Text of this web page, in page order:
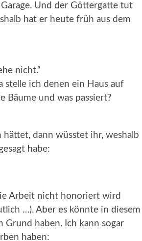
Und der Göttergatte tut
hat er heute früh aus dem
nicht.“
stelle ich denen ein Haus auf
Bäume und was passiert?
dann wüsstet ihr, weshalb
habe:
Arbeit nicht honoriert wird
…). Aber es könnte in diesem
Grund haben. Ich kann sogar
haben: